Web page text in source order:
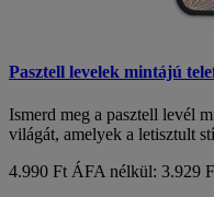
Pasztell levelek mintájú
Ismerd meg a pasztell levél
világát, amelyek a letisztult
4.990 Ft ÁFA nélkül: 3.929